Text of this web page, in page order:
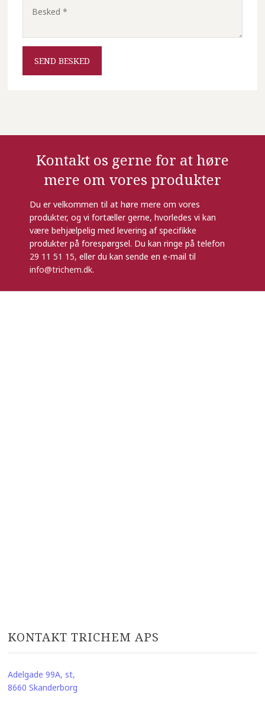
Kontakt os gerne for at høre
mere om vores produkter
Du er velkommen til at høre mere om vores
produkter, og vi fortæller gerne, hvorledes vi kan
være behjælpelig med levering af specifikke
produkter på forespørgsel. Du kan ringe på telefon
29 11 51 15, eller du kan sende en e-mail til
info@trichem.dk.
KONTAKT TRICHEM APS​
Adelgade 99A, st,
8660 Skanderborg